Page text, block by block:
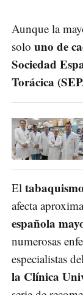
Aunque la
solo uno de
Sociedad
Torácica
El tabaquismo
afecta
española
numerosas
especialistas del
la Clínica